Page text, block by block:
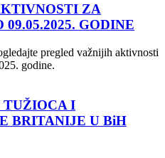
ZA
09.05.2025. GODINE
pregled važnijih aktivnosti
godine.
TUŽIOCA I
BRITANIJE U BiH